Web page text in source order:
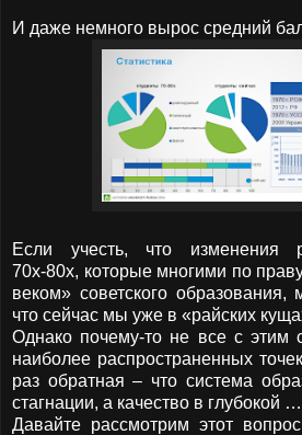
И даже немного вырос средний
Если учесть, что изменения
70х-80х, которые многими по
веком» советского образования,
что сейчас мы уже в «райских
Однако почему-то не все с этим
наиболее распространенных
раз обратная – что система
стагнации, а качество в глубокой
Давайте рассмотрим этот